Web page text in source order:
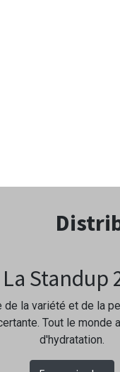
La Standup
la variété et de la
Tout le monde
d'hydratation.